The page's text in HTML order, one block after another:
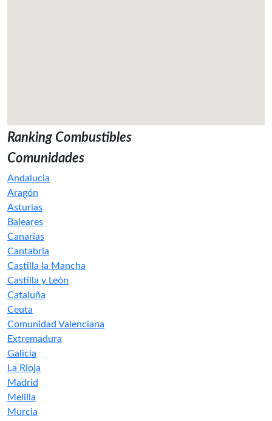
Ranking Combustibles
Comunidades
Andalucia
Aragón
Asturias
Baleares
Canarias
Cantabria
Castilla la Mancha
Castilla y León
Cataluña
Ceuta
Comunidad Valenciana
Extremadura
Galicia
La Rioja
Madrid
Melilla
Murcia